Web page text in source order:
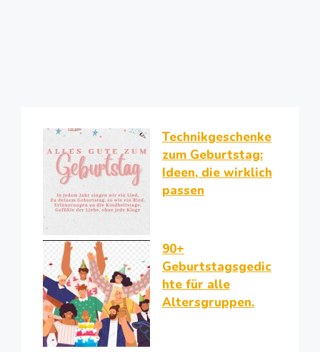
Technikgeschenke
zum Geburtstag:
Ideen, die wirklich
passen
90+
Geburtstagsgedic
hte für alle
Altersgruppen.